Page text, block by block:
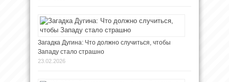
Загадка Дугина: Что должно случиться, чтобы
Западу стало страшно
23.02.2026